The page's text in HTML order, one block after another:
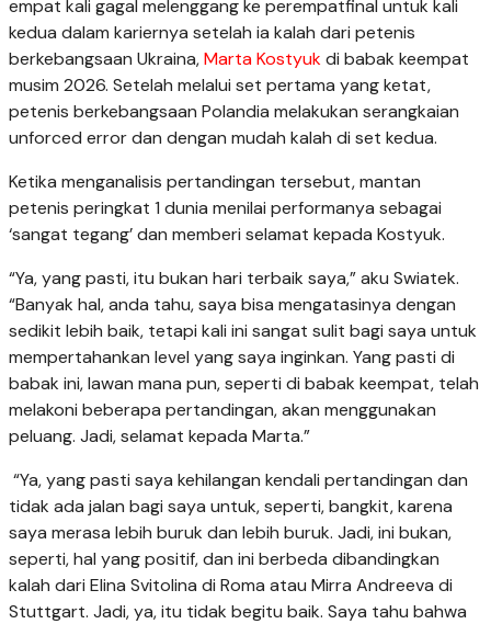
empat kali gagal melenggang ke perempatfinal untuk kali
kedua dalam kariernya setelah ia kalah dari petenis
berkebangsaan Ukraina,Marta Kostyukdi babak keempat
musim 2026. Setelah melalui set pertama yang ketat,
petenis berkebangsaan Polandia melakukan serangkaian
unforced error dan dengan mudah kalah di set kedua.
Ketika menganalisis pertandingan tersebut, mantan
petenis peringkat 1 dunia menilai performanya sebagai
‘sangat tegang’ dan memberi selamat kepada Kostyuk.
“Ya, yang pasti, itu bukan hari terbaik saya,” aku Swiatek.
“Banyak hal, anda tahu, saya bisa mengatasinya dengan
sedikit lebih baik, tetapi kali ini sangat sulit bagi saya untuk
mempertahankan level yang saya inginkan. Yang pasti di
babak ini, lawan mana pun, seperti di babak keempat, telah
melakoni beberapa pertandingan, akan menggunakan
peluang. Jadi, selamat kepada Marta.”
“Ya, yang pasti saya kehilangan kendali pertandingan dan
tidak ada jalan bagi saya untuk, seperti, bangkit, karena
saya merasa lebih buruk dan lebih buruk. Jadi, ini bukan,
seperti, hal yang positif, dan ini berbeda dibandingkan
kalah dari Elina Svitolina di Roma atau Mirra Andreeva di
Stuttgart. Jadi, ya, itu tidak begitu baik. Saya tahu bahwa